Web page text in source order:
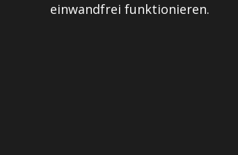
einwandfrei funktionieren.